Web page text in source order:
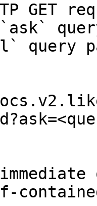
GET
query